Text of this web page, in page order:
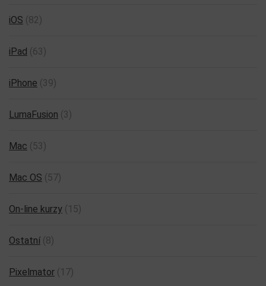
iOS (82)
iPad (63)
iPhone (39)
LumaFusion (3)
Mac (53)
Mac OS (57)
On-line kurzy (15)
Ostatní (8)
Pixelmator (17)